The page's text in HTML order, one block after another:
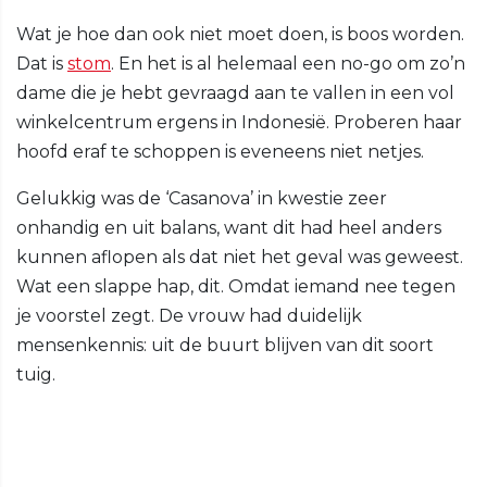
Wat je hoe dan ook niet moet doen, is boos worden.
Dat is stom. En het is al helemaal een no-go om zo’n
dame die je hebt gevraagd aan te vallen in een vol
winkelcentrum ergens in Indonesië. Proberen haar
hoofd eraf te schoppen is eveneens niet netjes.
Gelukkig was de ‘Casanova’ in kwestie zeer
onhandig en uit balans, want dit had heel anders
kunnen aflopen als dat niet het geval was geweest.
Wat een slappe hap, dit. Omdat iemand nee tegen
je voorstel zegt. De vrouw had duidelijk
mensenkennis: uit de buurt blijven van dit soort
tuig.